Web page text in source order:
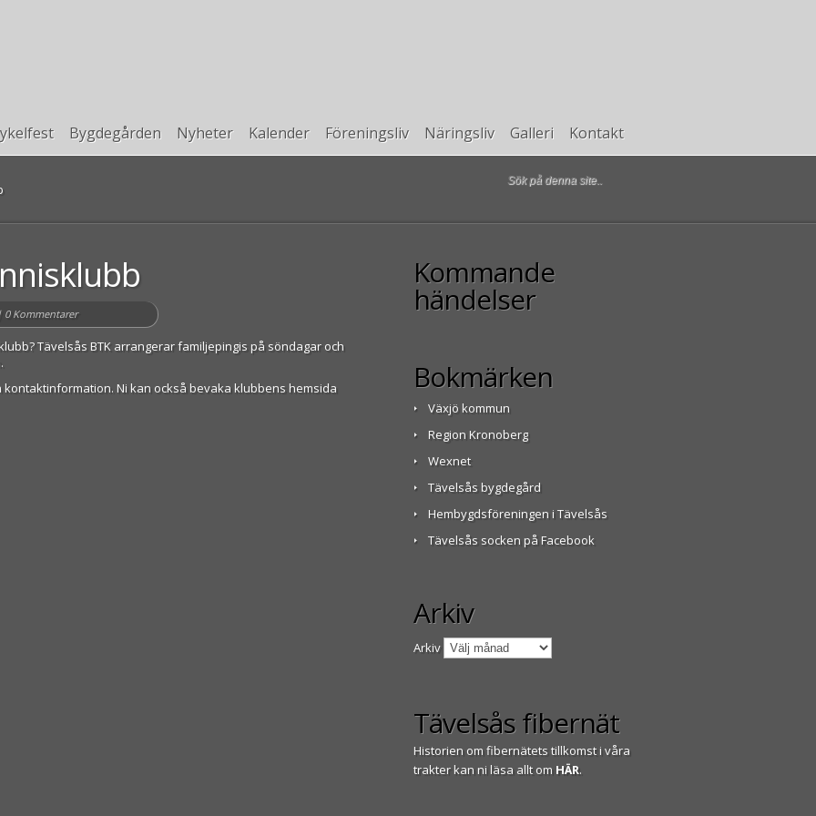
Bygdegården Nyheter Kalender Föreningsliv Näringsliv Galleri Kontakt
0 Kommentarer
Tävelsås BTK arrangerar familjepingis på söndagar och
Ni kan också bevaka klubbens hemsida
Kommande
händelser
Bokmärken
Växjö kommun
Region Kronoberg
Wexnet
Tävelsås bygdegård
Hembygdsföreningen i Tävelsås
Tävelsås socken på Facebook
Arkiv
Arkiv
Tävelsås fibernät
Historien om fibernätets tillkomst i våra
trakter kan ni läsa allt om HÄR.